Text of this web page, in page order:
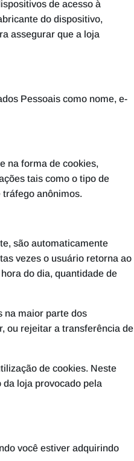
de acesso à
do dispositivo,
assegurar que a loja
Pessoais como nome, e-
na forma de cookies,
tais como o tipo de
tráfego anônimos.
são automaticamente
vezes o usuário retorna ao
do dia, quantidade de
na maior parte dos
ou rejeitar a transferência de
de cookies. Neste
loja provocado pela
você estiver adquirindo